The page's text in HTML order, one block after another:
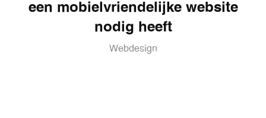
een mobielvriendelijke website
nodig heeft
Webdesign